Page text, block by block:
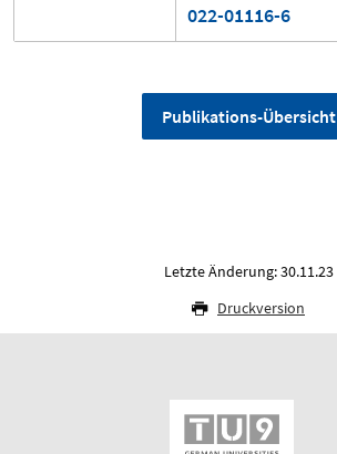
022-01116-6
Publikations-Übersicht
Letzte Änderung: 30.11.23
Druckversion